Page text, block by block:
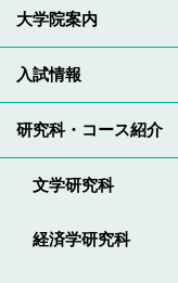
大学院案内
入試情報
研究科・コース紹介
文学研究科
経済学研究科